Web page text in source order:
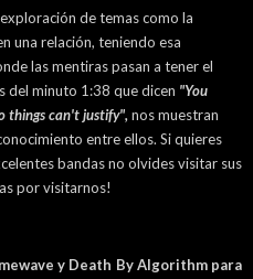
de temas como la
una relación, teniendo esa
las mentiras pasan a tener el
del minuto 1:38 que dicen "You
things can't justify", nos muestran
entre ellos. Si quieres
bandas no olvides visitar sus
por visitarnos!
y Death By Algorithm para